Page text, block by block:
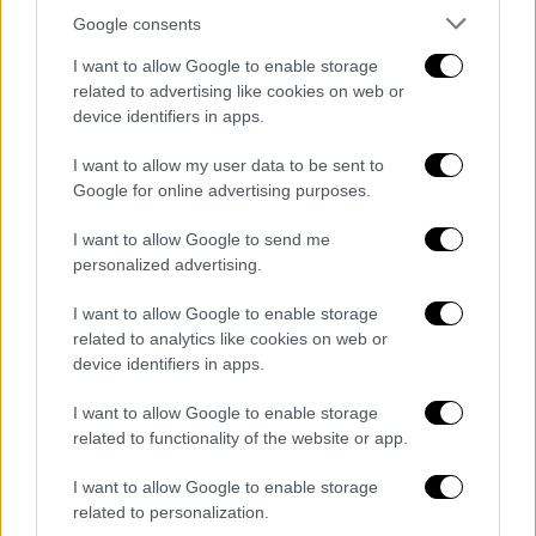
Google consents
I want to allow Google to enable storage
related to advertising like cookies on web or
device identifiers in apps.
I want to allow my user data to be sent to
Google for online advertising purposes.
I want to allow Google to send me
personalized advertising.
I want to allow Google to enable storage
related to analytics like cookies on web or
device identifiers in apps.
I want to allow Google to enable storage
related to functionality of the website or app.
I want to allow Google to enable storage
related to personalization.
επέβαιναν στο πλοίο έλαβαν αυστηρή
μιλήσουν ποτέ για όσα συνέβησαν εκείνη την
ημέρα. ΤοΙσραήλ ζήτησε συγγνώμη και
των θυμάτων. Λίγες ημέρες μετά ισραηλινές
και αμερικανικές εξεταστικές επιτροπές
αποφάνθηκαν ότι η επίθεση προκλήθηκε από
«λάθος».
Μια από τις θεωρίεςπου κυκλοφορούσαν
ευρέως σχετικά με το «Liberty» ήταν ότι οι
ΗΠΑ και το Ισραήλ συνωμότησαν για να
χτυπηθεί το πλοίο ώστε να καταστρέψουν
στοιχεία που αποδείκνυαν, ότι οι ΗΠΑ
βοηθούσαν το Ισραήλ, ή ότι οι Ισραηλινοί
προσπάθησαν να καταστρέψουν το πλοίο